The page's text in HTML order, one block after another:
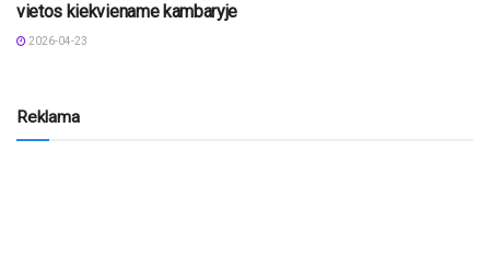
vietos kiekviename kambaryje
2026-04-23
Reklama